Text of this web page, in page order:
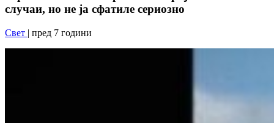
случаи, но не ја сфатиле сериозно
Свет | пред 7 години